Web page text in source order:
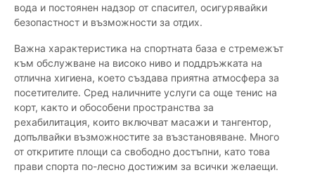
вода и постоянен надзор от спасител, осигурявайки
безопастност и възможности за отдих.
Важна характеристика на спортната база е стремежът
към обслужване на високо ниво и поддръжката на
отлична хигиена, което създава приятна атмосфера за
посетителите. Сред наличните услуги са още тенис на
корт, както и обособени пространства за
рехабилитация, които включват масажи и тангентор,
допълвайки възможностите за възстановяване. Много
от откритите площи са свободно достъпни, като това
прави спорта по-лесно достижим за всички желаещи.